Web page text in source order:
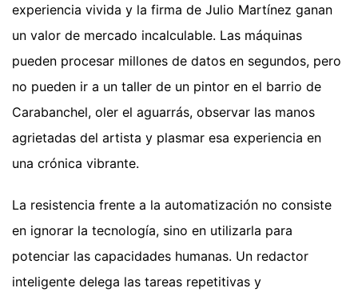
experiencia vivida y la firma de Julio Martínez ganan
un valor de mercado incalculable. Las máquinas
pueden procesar millones de datos en segundos, pero
no pueden ir a un taller de un pintor en el barrio de
Carabanchel, oler el aguarrás, observar las manos
agrietadas del artista y plasmar esa experiencia en
una crónica vibrante.
La resistencia frente a la automatización no consiste
en ignorar la tecnología, sino en utilizarla para
potenciar las capacidades humanas. Un redactor
inteligente delega las tareas repetitivas y